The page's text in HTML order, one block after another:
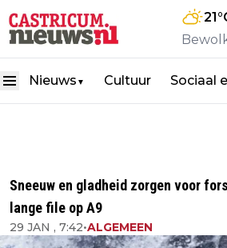
21
Nieuws ▼ Cultuur Sociaal
Sneeuw en gladheid zorgen voor
lange file op A9
29 JAN , 7:42•ALGEMEEN